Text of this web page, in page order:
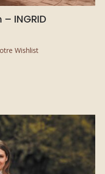
INGRID
Wishlist